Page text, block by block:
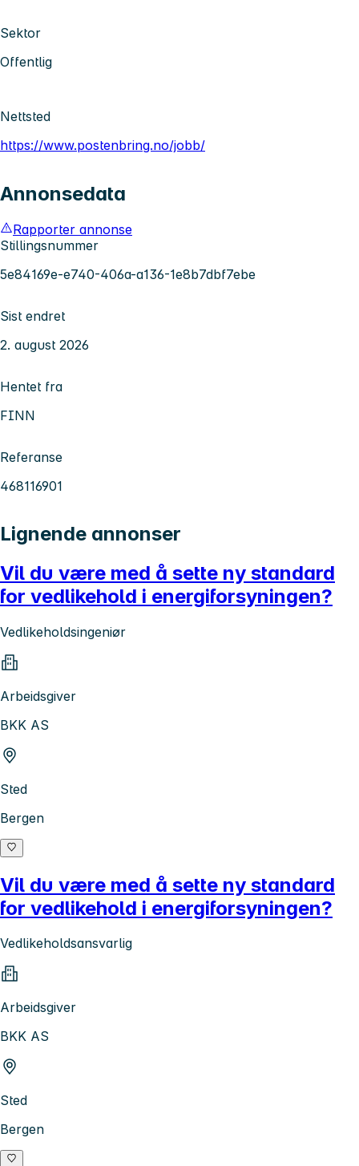
Sektor
Offentlig
Nettsted
https://www.postenbring.no/jobb/
Annonsedata
Rapporter annonse
Stillingsnummer
5e84169e-e740-406a-a136-1e8b7dbf7ebe
Sist endret
2. august 2026
Hentet fra
FINN
Referanse
468116901
Lignende annonser
Vil du være med å sette ny standard
for vedlikehold i energiforsyningen?
Vedlikeholdsingeniør
Arbeidsgiver
BKK AS
Sted
Bergen
Vil du være med å sette ny standard
for vedlikehold i energiforsyningen?
Vedlikeholdsansvarlig
Arbeidsgiver
BKK AS
Sted
Bergen